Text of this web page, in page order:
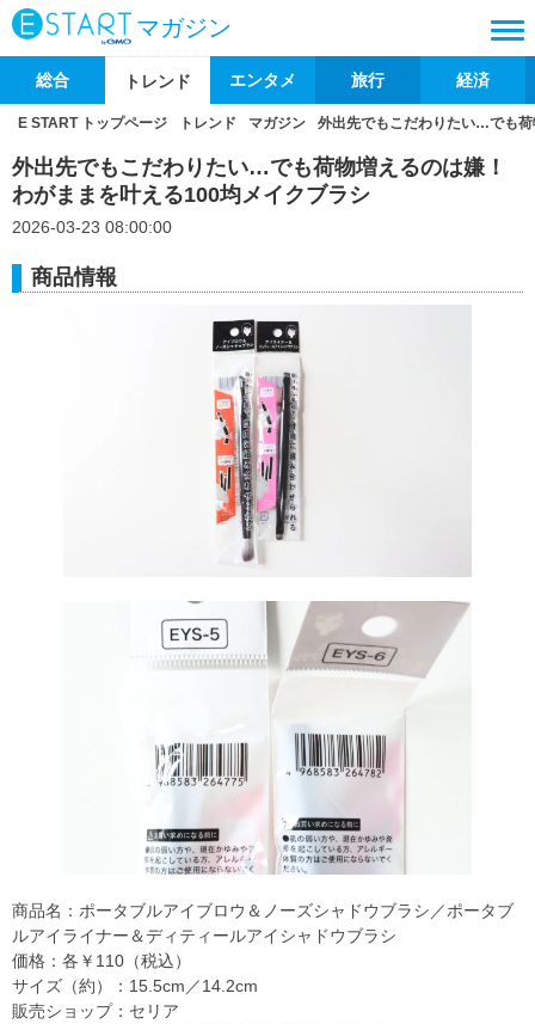
マガジン
総合 トレンド エンタメ 旅行 経済
E START トップページ トレンド マガジン 外出先でもこだわりたい…でも
外出先でもこだわりたい…でも荷物増えるのは嫌！
わがままを叶える100均メイクブラシ
2026-03-23 08:00:00
商品情報
商品名：ポータブルアイブロウ＆ノーズシャドウブラシ／ポータブ
ルアイライナー＆ディティールアイシャドウブラシ
価格：各￥110（税込）
サイズ（約）：15.5cm／14.2cm
販売ショップ：セリア